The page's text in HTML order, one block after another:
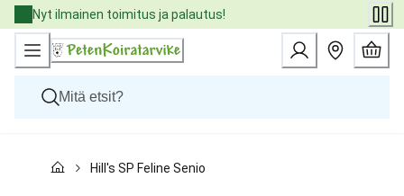
Skip
to
Content
Nyt ilmainen toimitus ja palautus!
Kissat
Hill's SP Feline Senior 11+ Chicken